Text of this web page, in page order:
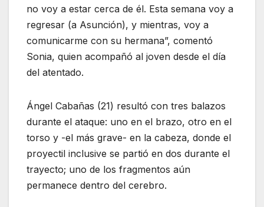
no voy a estar cerca de él. Esta semana voy a
regresar (a Asunción), y mientras, voy a
comunicarme con su hermana”, comentó
Sonia, quien acompañó al joven desde el día
del atentado.
Ángel Cabañas (21) resultó con tres balazos
durante el ataque: uno en el brazo, otro en el
torso y -el más grave- en la cabeza, donde el
proyectil inclusive se partió en dos durante el
trayecto; uno de los fragmentos aún
permanece dentro del cerebro.